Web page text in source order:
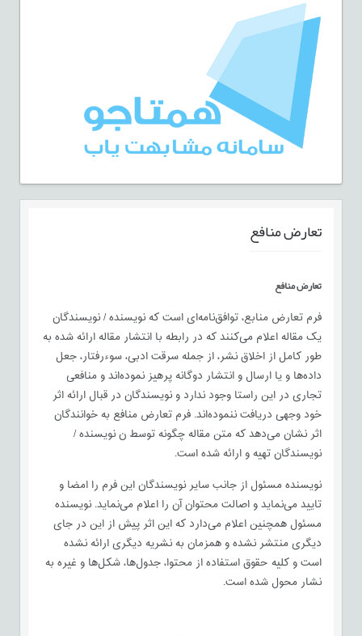
تعارض منافع
تعارض منافع
فرم تعارض منابع، توافق‌نامه‌ای است که نویسنده / نویسندگان
یک مقاله اعلام می‌کنند که در رابطه با انتشار مقاله ارائه شده به
طور کامل از اخلاق نشر، از جمله سرقت ادبی، سوءرفتار، جعل
داده‌ها و یا ارسال و انتشار دوگانه پرهیز نموده‌اند و منافعی
تجاری در این راستا وجود ندارد و نویسندگان در قبال ارائه اثر
خود وجهی دریافت ننموده‌اند. فرم تعارض منافع به خوانندگان
اثر نشان می‌دهد که متن مقاله چگونه توسط ن نویسنده /
نویسندگان تهیه و ارائه شده است.
نویسنده مسئول از جانب سایر نویسندگان این فرم را امضا و
تایید می‌نماید و اصالت محتوان آن را اعلام می‌نماید. نویسنده
مسئول همچنین اعلام می‌دارد که این اثر پیش از این در جای
دیگری منتشر نشده و همزمان به نشریه دیگری ارائه نشده
است و کلیه حقوق استفاده از محتوا، جدول‌ها، شکل‌ها و غیره به
نشار محول شده است.